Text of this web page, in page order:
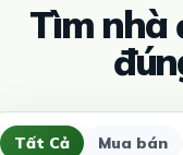
Tìm nhà
Tất Cả Mua bán